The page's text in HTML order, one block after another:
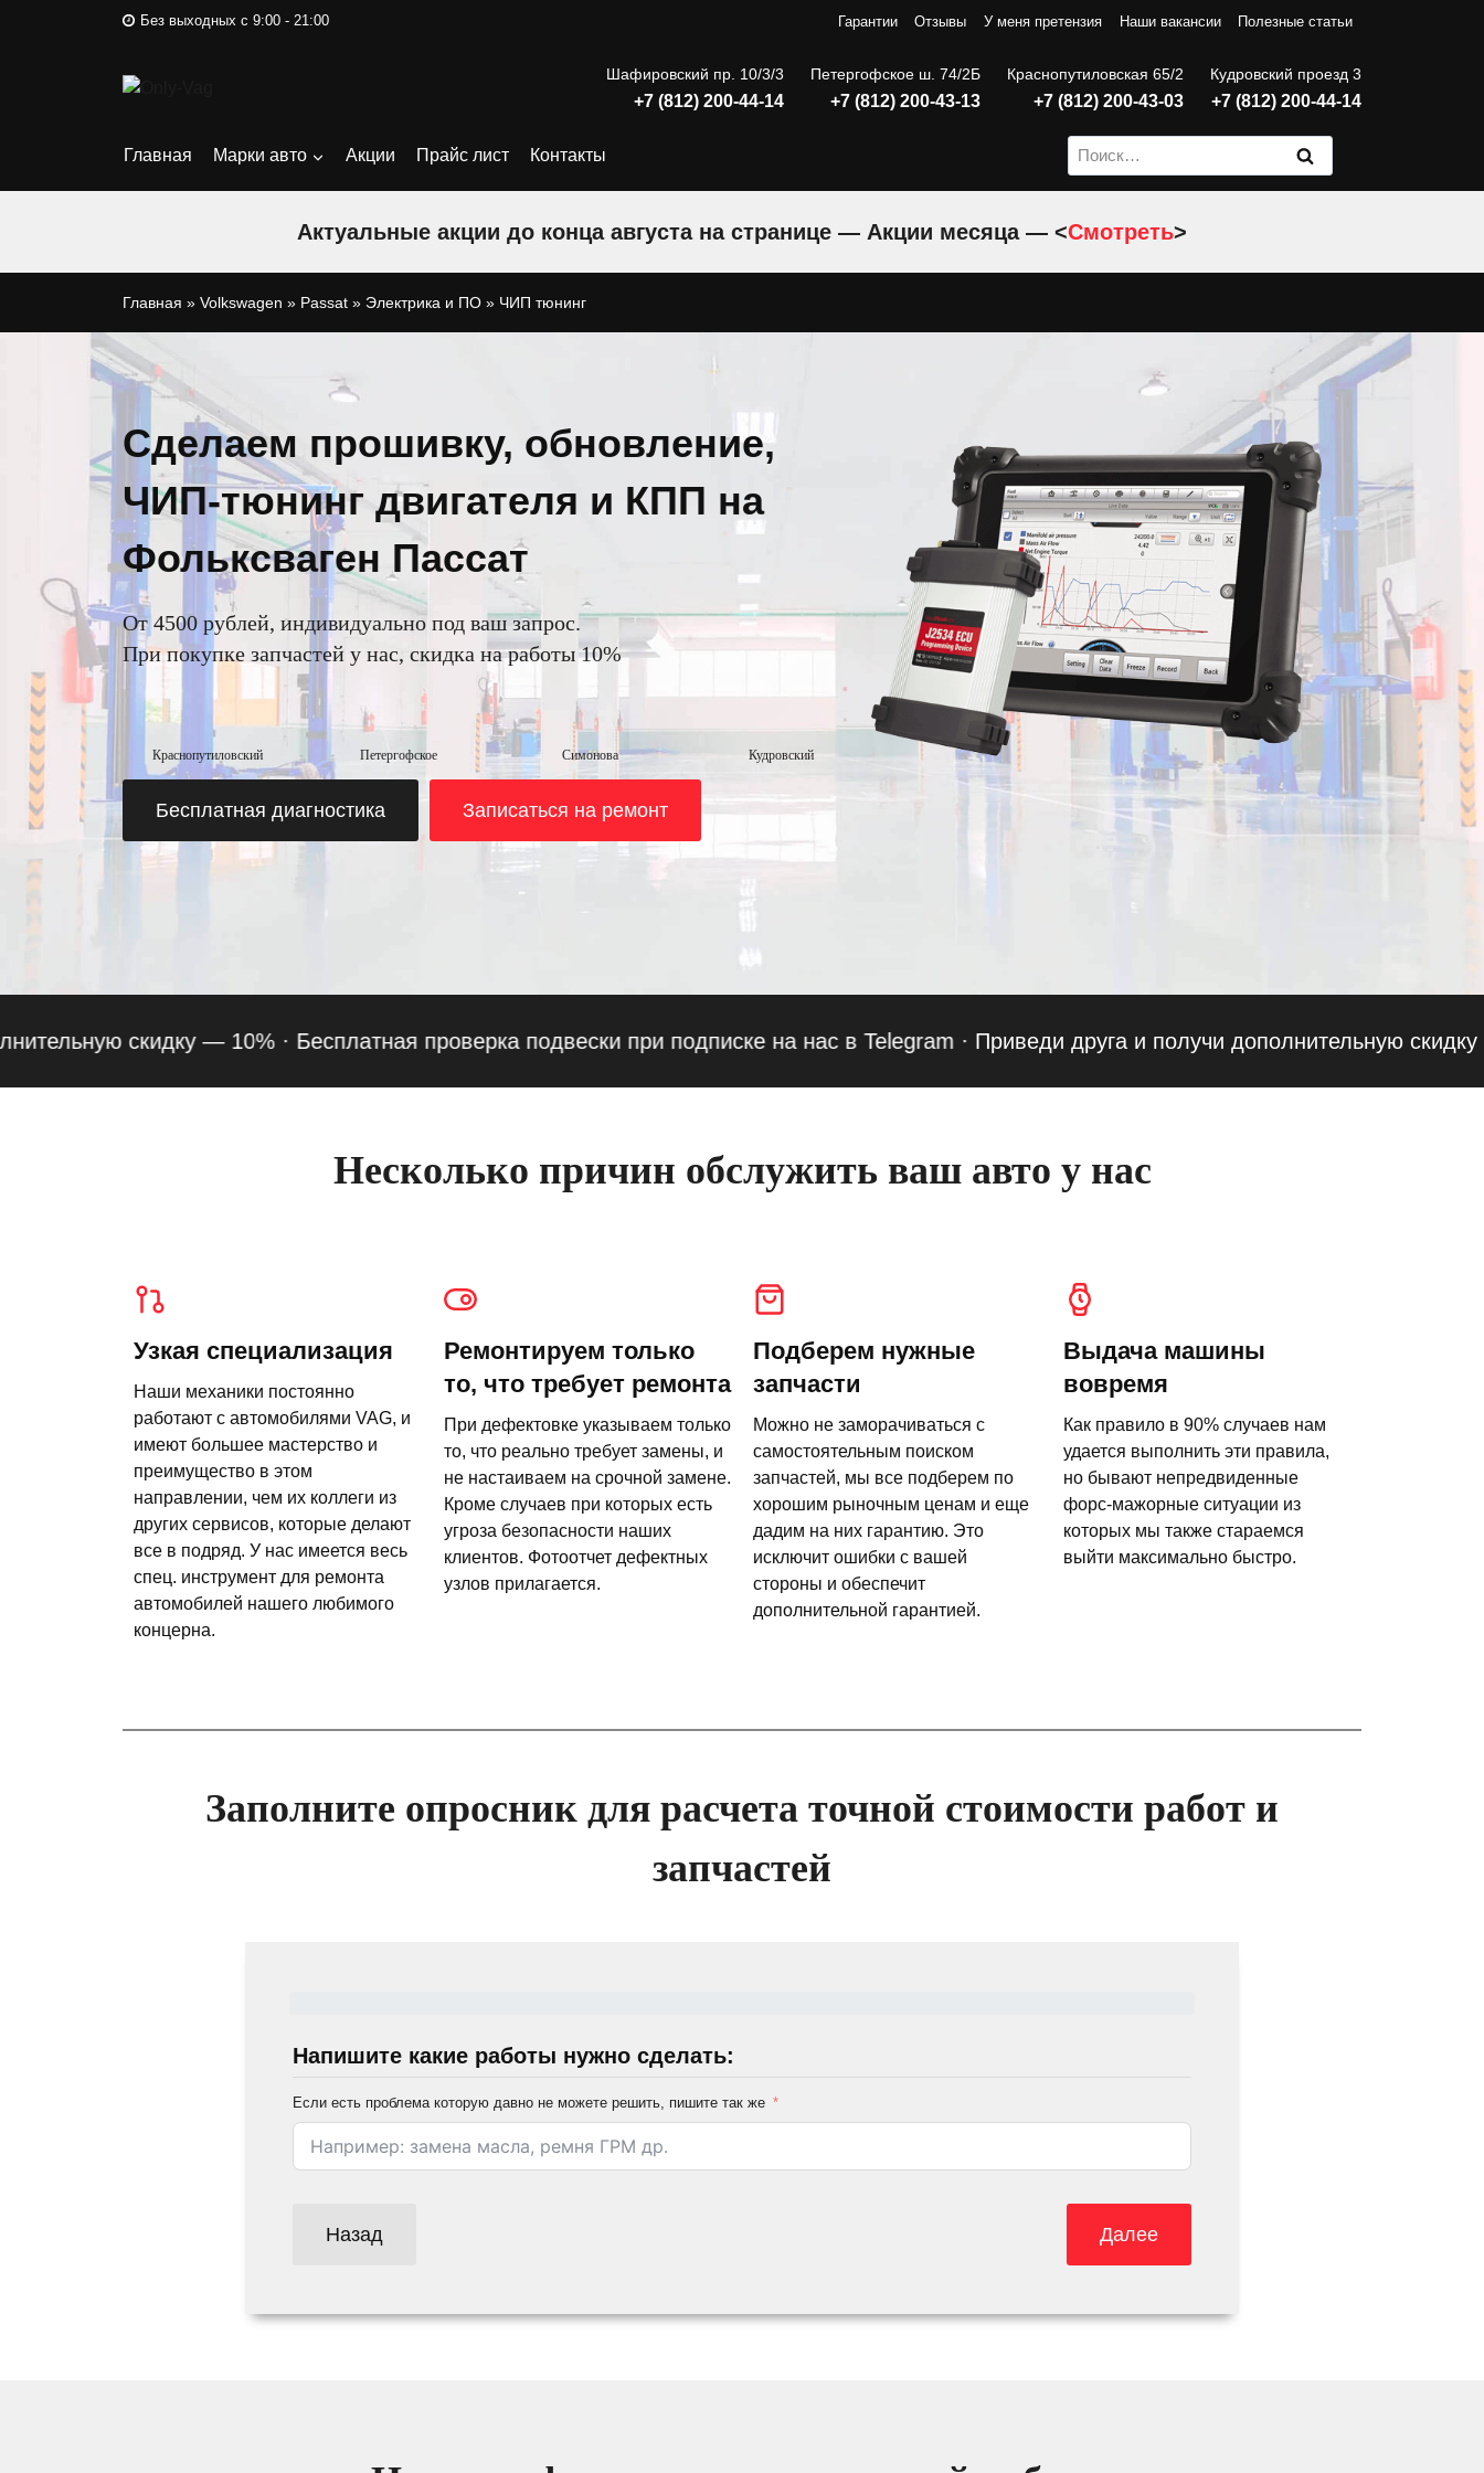
Без выходных с 9:00 - 21:00 Гарантии Отзывы У меня претензия Наши вакансии Полезные статьи
Шафировский пр. 10/3/3
+7 (812) 200-44-14
Петергофское ш. 74/2Б
+7 (812) 200-43-13
Краснопутиловская 65/2
+7 (812) 200-43-03
Кудровский проезд 3
+7 (812) 200-44-14
Главная Марки авто Акции Прайс лист Контакты Найти:
Актуальные акции до конца августа на странице — Акции месяца — <Смотреть>
Главная » Volkswagen » Passat » Электрика и ПО » ЧИП тюнинг
Сделаем прошивку, обновление,
ЧИП-тюнинг двигателя и КПП на
Фольксваген Пассат
От 4500 рублей, индивидуально под ваш запрос.
При покупке запчастей у нас, скидка на работы 10%
Краснопутиловский Петергофское Симонова Кудровский
Бесплатная диагностика Записаться на ремонт
скидку — 10% · Бесплатная проверка подвески при подписке на нас в Telegram · Приведи друга и получи дополнительную скидку —
Несколько причин обслужить ваш авто у нас
Узкая специализация
Наши механики постоянно
работают с автомобилями VAG, и
имеют большее мастерство и
преимущество в этом
направлении, чем их коллеги из
других сервисов, которые делают
все в подряд. У нас имеется весь
спец. инструмент для ремонта
автомобилей нашего любимого
концерна.
Ремонтируем только
то, что требует ремонта
При дефектовке указываем только
то, что реально требует замены, и
не настаиваем на срочной замене.
Кроме случаев при которых есть
угроза безопасности наших
клиентов. Фотоотчет дефектных
узлов прилагается.
Подберем нужные
запчасти
Можно не заморачиваться с
самостоятельным поиском
запчастей, мы все подберем по
хорошим рыночным ценам и еще
дадим на них гарантию. Это
исключит ошибки с вашей
стороны и обеспечит
дополнительной гарантией.
Выдача машины
вовремя
Как правило в 90% случаев нам
удается выполнить эти правила,
но бывают непредвиденные
форс-мажорные ситуации из
которых мы также стараемся
выйти максимально быстро.
Заполните опросник для расчета точной стоимости работ и
запчастей
Напишите какие работы нужно сделать:
Если есть проблема которую давно не можете решить, пишите так же
Назад Далее